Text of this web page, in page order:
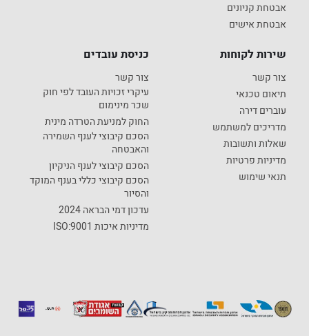
אבטחת קניונים
אבטחת אישים
שירות לקוחות
צור קשר
תיאום טכנאי
עוברים דירה
מדריכים למשתמש
שאלות ותשובות
מדיניות פרטיות
תנאי שימוש
כניסת עובדים
צור קשר
עיקרי זכויות העובד לפי חוק
שכר מינימום
החוק למניעת הטרדה מינית
הסכם קיבוצי לענף השמירה
והאבטחה
הסכם קיבוצי לענף הניקיון
הסכם קיבוצי כללי בענף המוקד
והסיור
עדכון דמי הבראה 2024
מדיניות איכות ISO:9001